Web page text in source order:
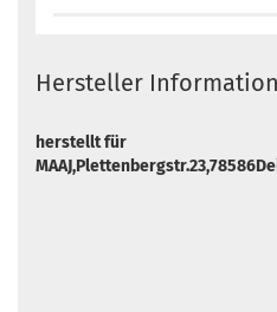
Hersteller
herstellt für